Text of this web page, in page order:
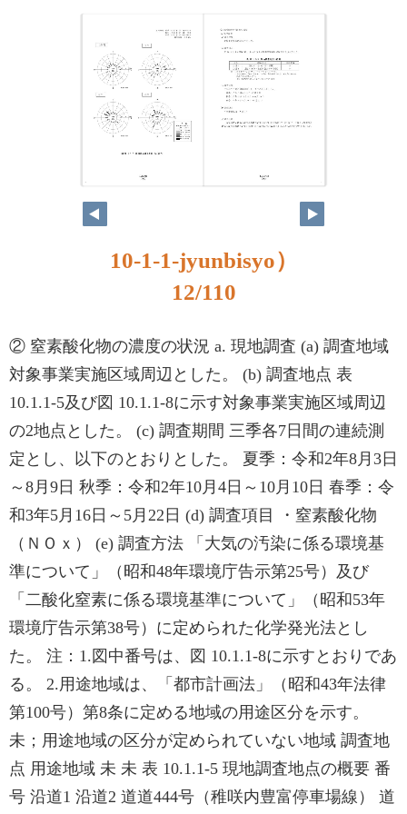
11
10-1-1-jyunbisyo）
12/110
② 窒素酸化物の濃度の状況 a. 現地調査 (a) 調査地域
対象事業実施区域周辺とした。 (b) 調査地点 表
10.1.1-5及び図 10.1.1-8に示す対象事業実施区域周辺
の2地点とした。 (c) 調査期間 三季各7日間の連続測
定とし、以下のとおりとした。 夏季：令和2年8月3日
～8月9日 秋季：令和2年10月4日～10月10日 春季：令
和3年5月16日～5月22日 (d) 調査項目 ・窒素酸化物
（ＮＯｘ） (e) 調査方法 「大気の汚染に係る環境基
準について」（昭和48年環境庁告示第25号）及び
「二酸化窒素に係る環境基準について」（昭和53年
環境庁告示第38号）に定められた化学発光法とし
た。 注：1.図中番号は、図 10.1.1-8に示すとおりであ
る。 2.用途地域は、「都市計画法」（昭和43年法律
第100号）第8条に定める地域の用途区分を示す。
未；用途地域の区分が定められていない地域 調査地
点 用途地域 未 未 表 10.1.1-5 現地調査地点の概要 番
号 沿道1 沿道2 道道444号（稚咲内豊富停車場線） 道